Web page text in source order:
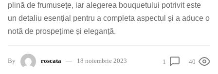
plină de frumusețe, iar alegerea bouquetului potrivit este
un detaliu esențial pentru a completa aspectul și a aduce o
notă de prospețime și eleganță.
By roscata 18 noiembrie 2023 1 40